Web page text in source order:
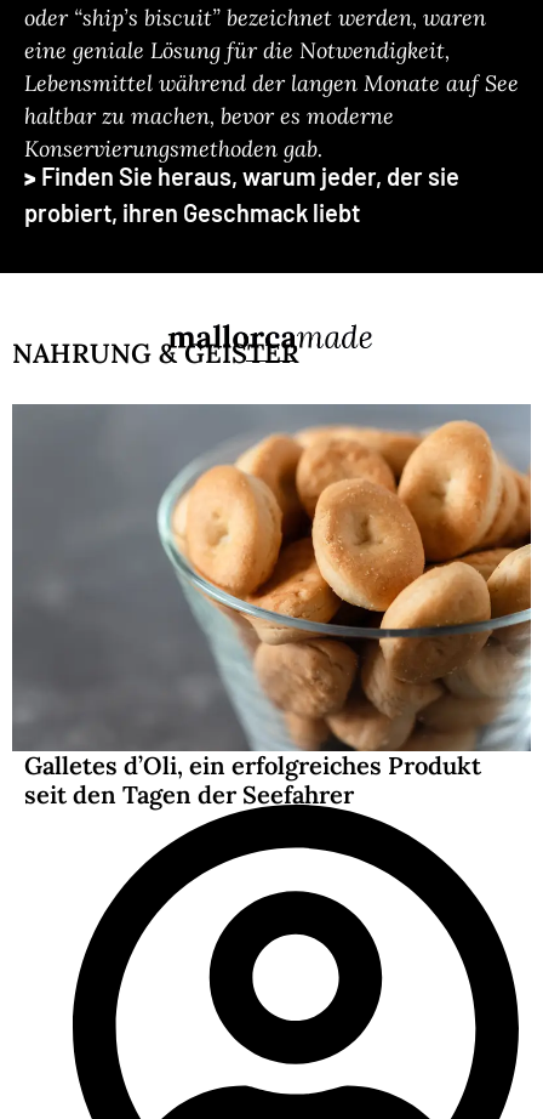
oder “ship’s biscuit” bezeichnet werden, waren
eine geniale Lösung für die Notwendigkeit,
Lebensmittel während der langen Monate auf See
haltbar zu machen, bevor es moderne
Konservierungsmethoden gab.
> Finden Sie heraus, warum jeder, der sie
probiert, ihren Geschmack liebt
NAHRUNG & GEISTER
Galletes d’Oli, ein erfolgreiches Produkt
seit den Tagen der Seefahrer